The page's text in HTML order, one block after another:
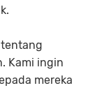
tentang
Kami ingin
mereka